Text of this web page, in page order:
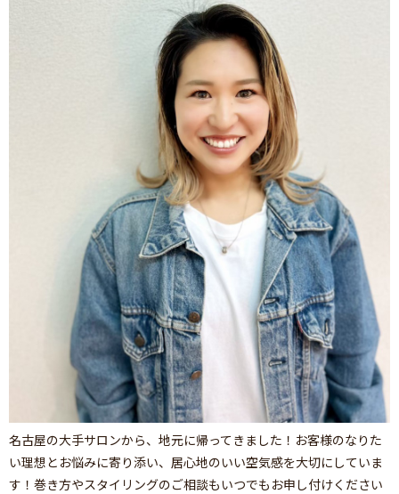
名古屋の大手サロンから、地元に帰ってきました！お客様のなりた
い理想とお悩みに寄り添い、居心地のいい空気感を大切にしていま
す！巻き方やスタイリングのご相談もいつでもお申し付けください